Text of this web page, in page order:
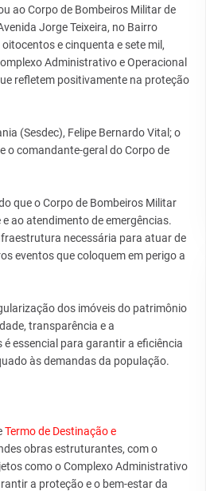
ao Corpo de Bombeiros Militar de
Jorge Teixeira, no Bairro
e cinquenta e sete mil,
Administrativo e Operacional
refletem positivamente na proteção
(Sesdec), Felipe Bernardo Vital; o
o comandante-geral do Corpo de
que o Corpo de Bombeiros Militar
ao atendimento de emergências.
necessária para atuar de
eventos que coloquem em perigo a
dos imóveis do patrimônio
transparência e a
essencial para garantir a eficiência
às demandas da população.
Termo de Destinação e
obras estruturantes, com o
como o Complexo Administrativo
a proteção e o bem-estar da